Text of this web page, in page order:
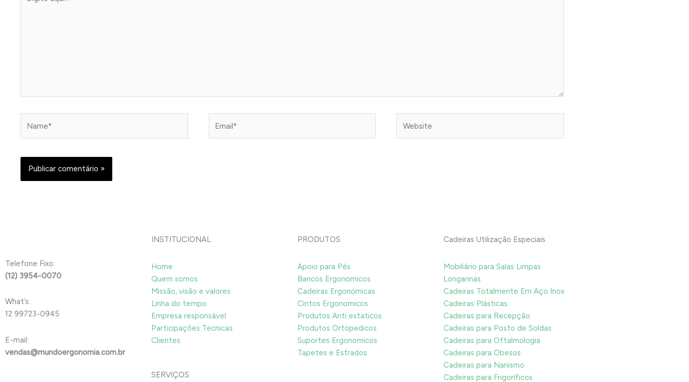
aqui...
Telefone Fixo:
(12) 3954-0070
What’s:
12 99723-0945
E-mail:
vendas@mundoergonomia.com.br
INSTITUCIONAL
Home
Quem somos
Missão, visão e valores
Linha do tempo
Empresa responsável
Participações Tecnicas
Clientes
SERVIÇOS
PRODUTOS
Apoio para Pés
Bancos Ergonomicos
Cadeiras Ergonomicas
Cintos Ergonomicos
Produtos Anti estaticos
Produtos Ortopedicos
Suportes Ergonomicos
Tapetes e Estrados
Cadeiras Utilização Especiais
Mobiliário para Salas Limpas
Longarinas
Cadeiras Totalmente Em Aço Inox
Cadeiras Plásticas
Cadeiras para Recepção
Cadeiras para Posto de Soldas
Cadeiras para Oftalmologia
Cadeiras para Obesos
Cadeiras para Nanismo
Cadeiras para Frigoríficos